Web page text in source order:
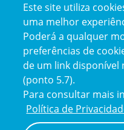
e
Este site utiliza
uma melhor
Poderá a qualquer
preferências de
de um link disponível
(ponto 5.7).
Para consultar mais
Política de